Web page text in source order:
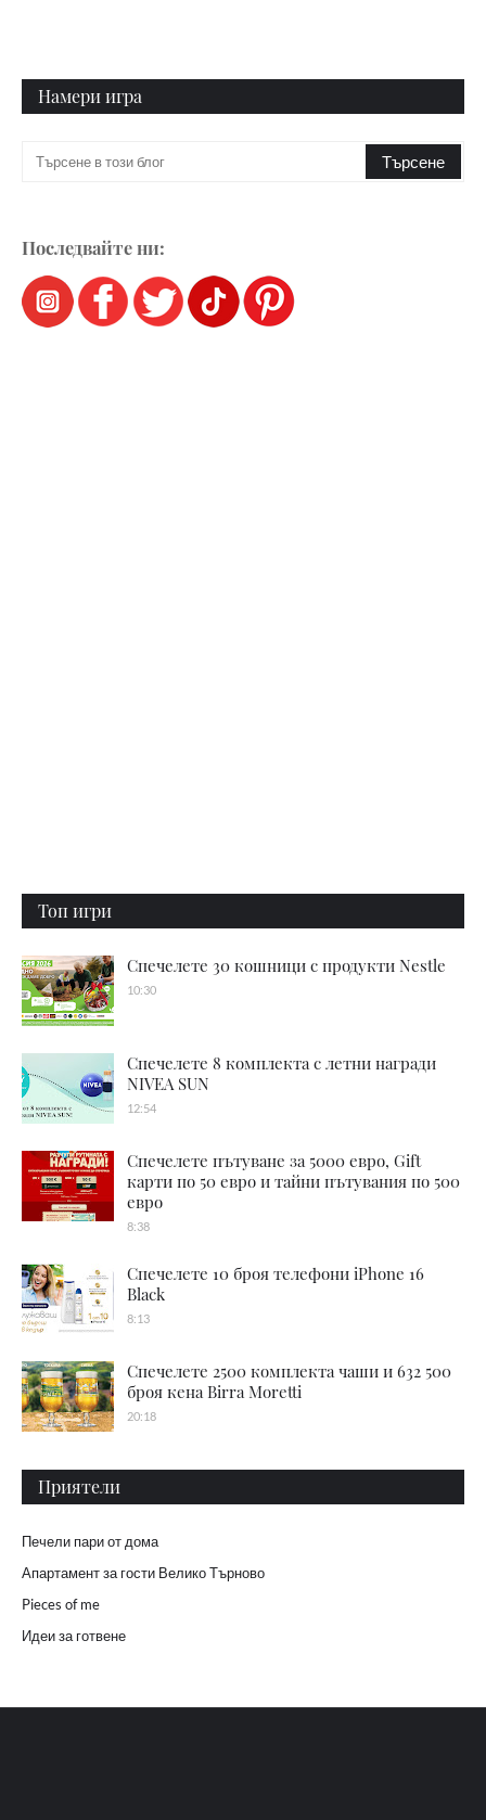
Намери игра
Последвайте ни:
Топ игри
Спечелете 30 кошници с продукти Nestle
10:30
Спечелете 8 комплекта с летни награди
NIVEA SUN
12:54
Спечелете пътуване за 5000 евро, Gift
карти по 50 евро и тайни пътувания по 500
евро
8:38
Спечелете 10 броя телефони iPhone 16
Black
8:13
Спечелете 2500 комплекта чаши и 632 500
броя кена Birra Moretti
20:18
Приятели
Печели пари от дома
Апартамент за гости Велико Търново
Pieces of me
Идеи за готвене